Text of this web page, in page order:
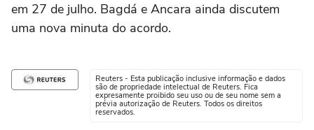
em 27 de julho. Bagdá e Ancara ainda discutem
uma nova minuta do acordo.
Reuters - Esta publicação inclusive informação e dados
são de propriedade intelectual de Reuters. Fica
expresamente proibido seu uso ou de seu nome sem a
prévia autorização de Reuters. Todos os direitos
reservados.